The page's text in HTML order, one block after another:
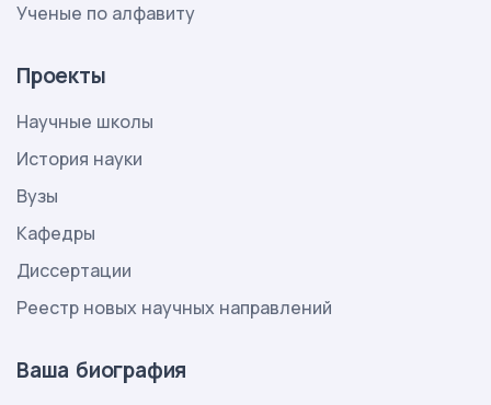
Ученые по алфавиту
Проекты
Научные школы
История науки
Вузы
Кафедры
Диссертации
Реестр новых научных направлений
Ваша биография